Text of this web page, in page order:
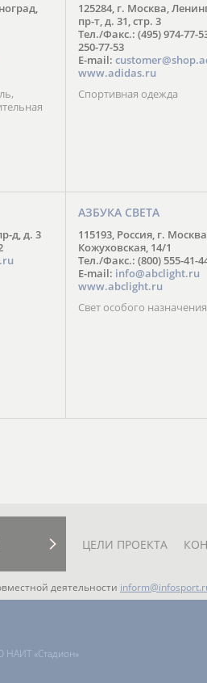
125284, г. Москва,
пр-т, д. 31, стр. 3
Тел./Факс.: (495) 974-77-
250-77-53
E-mail:
www.adidas.ru
Спортивная одежда
д, д. 3
АЗБУКА СВЕТА
115193, Россия, г.
Кожуховская, 14/1
Тел./Факс.: (800) 555-41-
E-mail: info@abclight.ru
www.abclight.ru
Свет особого назначения
ЦЕЛИ ПРОЕКТА
деятельности
НАИТ «Стадион»